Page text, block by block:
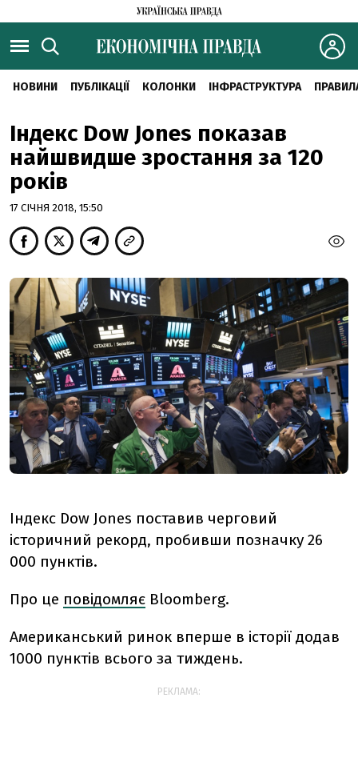
НОВИНИ ПУБЛІКАЦІЇ КОЛОНКИ ІНФРАСТРУКТУРА
Індекс Dow Jones показав
найшвидше зростання за 120
років
17 СІЧНЯ 2018, 15:50
Індекс Dow Jones поставив черговий
історичний рекорд, пробивши позначку 26
000 пунктів.
Про це повідомляє Bloomberg.
Американський ринок вперше в історії додав
1000 пунктів всього за тиждень.
РЕКЛАМА: